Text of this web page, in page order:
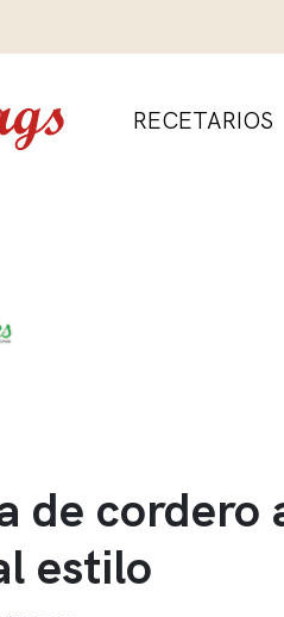
RECETARIOS
de cordero
estilo